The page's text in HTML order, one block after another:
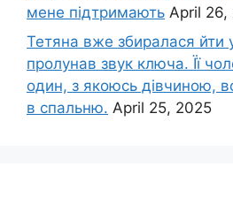
мене підтримають April 26,
Тетяна вже збиралася йти
пролунав звук ключа. Її
один, з якоюсь дівчиною,
в спальню. April 25, 2025